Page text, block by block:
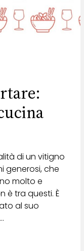
di un vitigno
generosi, che
molto e
è tra questi. È
al suo